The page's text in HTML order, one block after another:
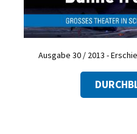
Ausgabe 30 / 2013 -